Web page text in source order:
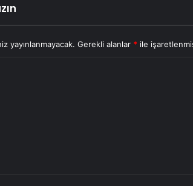
yayınlanmayacak. Gerekli alanlar * ile